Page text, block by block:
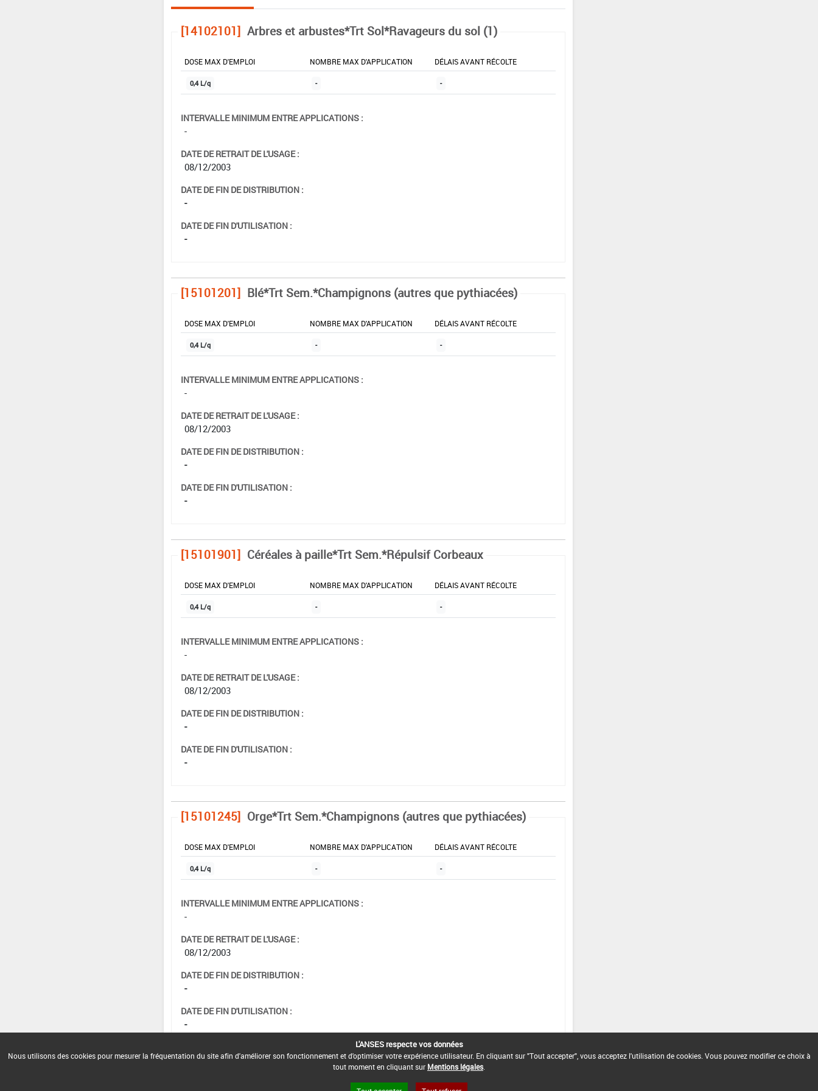
[14102101] Arbres et arbustes*Trt Sol*Ravageurs du sol (1)
DOSE MAX D'EMPLOI NOMBRE MAX D'APPLICATION DÉLAIS AVANT RÉCOLTE
0,4 L/q - -
INTERVALLE MINIMUM ENTRE APPLICATIONS :
-
DATE DE RETRAIT DE L'USAGE :
08/12/2003
DATE DE FIN DE DISTRIBUTION :
-
DATE DE FIN D'UTILISATION :
-
[15101201] Blé*Trt Sem.*Champignons (autres que pythiacées)
DOSE MAX D'EMPLOI NOMBRE MAX D'APPLICATION DÉLAIS AVANT RÉCOLTE
0,4 L/q - -
INTERVALLE MINIMUM ENTRE APPLICATIONS :
-
DATE DE RETRAIT DE L'USAGE :
08/12/2003
DATE DE FIN DE DISTRIBUTION :
-
DATE DE FIN D'UTILISATION :
-
[15101901] Céréales à paille*Trt Sem.*Répulsif Corbeaux
DOSE MAX D'EMPLOI NOMBRE MAX D'APPLICATION DÉLAIS AVANT RÉCOLTE
0,4 L/q - -
INTERVALLE MINIMUM ENTRE APPLICATIONS :
-
DATE DE RETRAIT DE L'USAGE :
08/12/2003
DATE DE FIN DE DISTRIBUTION :
-
DATE DE FIN D'UTILISATION :
-
[15101245] Orge*Trt Sem.*Champignons (autres que pythiacées)
DOSE MAX D'EMPLOI NOMBRE MAX D'APPLICATION DÉLAIS AVANT RÉCOLTE
0,4 L/q - -
INTERVALLE MINIMUM ENTRE APPLICATIONS :
-
DATE DE RETRAIT DE L'USAGE :
08/12/2003
DATE DE FIN DE DISTRIBUTION :
-
DATE DE FIN D'UTILISATION :
-
L'ANSES respecte vos données
Nous utilisons des cookies pour mesurer la fréquentation du site afin d'améliorer son fonctionnement et d'optimiser votre expérience utilisateur. En cliquant sur "Tout accepter", vous acceptez l'utilisation de cookies. Vous pouvez modifier ce choix à
tout moment en cliquant sur Mentions légales